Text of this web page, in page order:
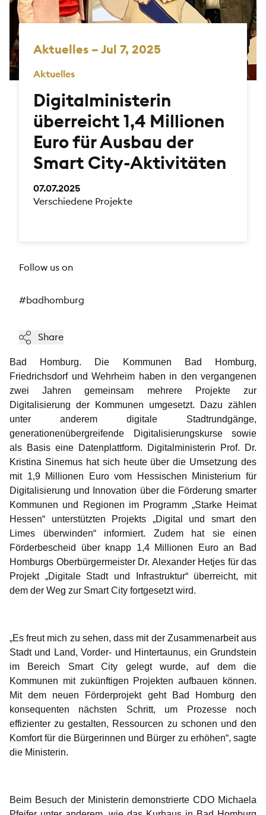
Aktuelles – Jul 7, 2025
Aktuelles
Digitalministerin
überreicht 1,4 Millionen
Euro für Ausbau der
Smart City-Aktivitäten
07.07.2025
Verschiedene Projekte
Follow us on
#badhomburg
Share
Bad Homburg. Die Kommunen Bad Homburg,
Friedrichsdorf und Wehrheim haben in den vergangenen
zwei Jahren gemeinsam mehrere Projekte zur
Digitalisierung der Kommunen umgesetzt. Dazu zählen
unter anderem digitale Stadtrundgänge,
generationenübergreifende Digitalisierungskurse sowie
als Basis eine Datenplattform. Digitalministerin Prof. Dr.
Kristina Sinemus hat sich heute über die Umsetzung des
mit 1,9 Millionen Eurovom Hessischen Ministerium für
Digitalisierung und Innovation über die Förderung smarter
Kommunen und Regionen im Programm „Starke Heimat
Hessen“ unterstützten Projekts
„Digital und smart den
Limes überwinden“ informiert. Zudem hat sie einen
Förderbescheid über knapp 1,4 Millionen Euro an Bad
Homburgs Oberbürgermeister Dr. Alexander Hetjes für das
Projekt „Digitale Stadt und Infrastruktur“ überreicht, mit
dem der Weg zur Smart City fortgesetzt wird.
„Es freut mich zu sehen, dass mit der Zusammenarbeit aus
Stadt und Land, Vorder- und Hintertaunus, ein Grundstein
im Bereich Smart City gelegt wurde, auf dem die
Kommunen mit zukünftigen Projekten aufbauen können.
Mit dem neuen Förderprojekt geht Bad Homburg den
konsequenten nächsten Schritt, um Prozesse noch
effizienter zu gestalten, Ressourcen zu schonen und den
Komfort für die Bürgerinnen und Bürger zu erhöhen“, sagte
die Ministerin.
Beim Besuch der Ministerin demonstrierte CDO Michaela